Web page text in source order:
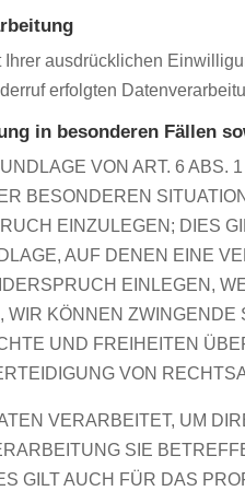
ausdrücklichen
erfolgten
in besonderen Fällen
VON ART. 6 ABS.
BESONDEREN
EINZULEGEN; DIES
AUF DENEN EINE
EINLEGEN,
KÖNNEN
UND FREIHEITEN
VON
VERARBEITET, UM
SIE
GILT AUCH FÜR DAS